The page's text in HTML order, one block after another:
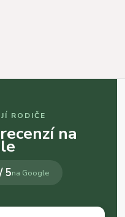
RODIČE
na
5na Google